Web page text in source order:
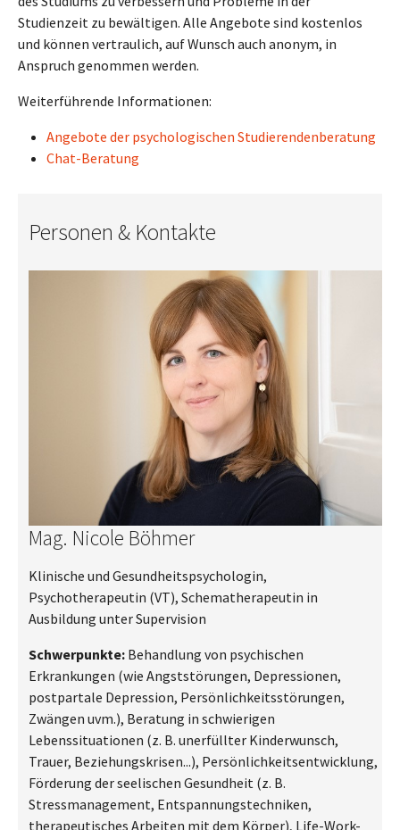
Studienzeit zu bewältigen. Alle Angebote sind kostenlos
und können vertraulich, auf Wunsch auch anonym, in
Anspruch genommen werden.
Weiterführende Informationen:
Angebote der psychologischen Studierendenberatung
Chat-Beratung
Personen & Kontakte
Mag. Nicole Böhmer
Klinische und Gesundheitspsychologin,
Psychotherapeutin (VT), Schematherapeutin in
Ausbildung unter Supervision
Schwerpunkte: Behandlung von psychischen
Erkrankungen (wie Angststörungen, Depressionen,
postpartale Depression, Persönlichkeitsstörungen,
Zwängen uvm.), Beratung in schwierigen
Lebenssituationen (z. B. unerfüllter Kinderwunsch,
Trauer, Beziehungskrisen...), Persönlichkeitsentwicklung,
Förderung der seelischen Gesundheit (z. B.
Stressmanagement, Entspannungstechniken,
therapeutisches Arbeiten mit dem Körper), Life-Work-